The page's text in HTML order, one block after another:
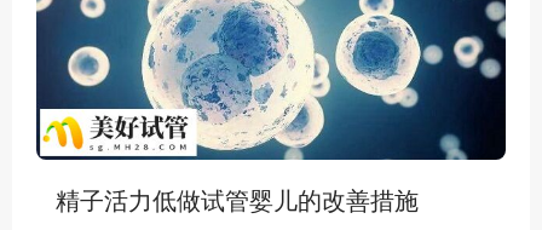
精子活力低做试管婴儿的改善措施